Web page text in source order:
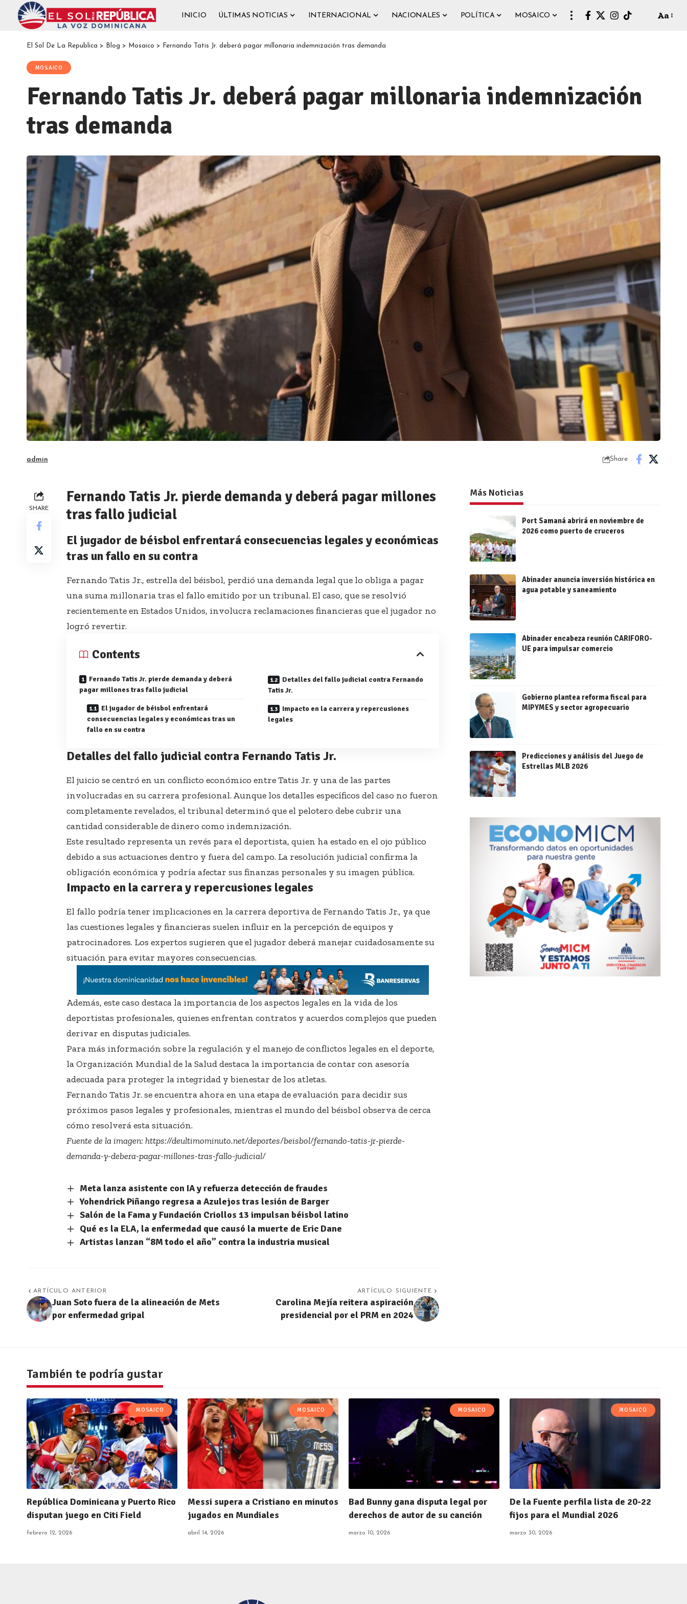
INICIO ÚLTIMAS NOTICIAS INTERNACIONAL NACIONALES POLÍTICA MOSAICO Aa
El Sol De La Republica > Blog > Mosaico > Fernando Tatis Jr. deberá pagar millonaria indemnización tras demanda
MOSAICO
Fernando Tatis Jr. deberá pagar millonaria indemnización
tras demanda
admin Share
SHARE
Fernando Tatis Jr. pierde demanda y deberá pagar millones
tras fallo judicial
El jugador de béisbol enfrentará consecuencias legales y económicas
tras un fallo en su contra
Fernando Tatis Jr., estrella del béisbol, perdió una demanda legal que lo obliga a pagar
una suma millonaria tras el fallo emitido por un tribunal. El caso, que se resolvió
recientemente en Estados Unidos, involucra reclamaciones financieras que el jugador no
logró revertir.
Contents
Fernando Tatis Jr. pierde demanda y deberá
pagar millones tras fallo judicial
El jugador de béisbol enfrentará
consecuencias legales y económicas tras un
fallo en su contra
Detalles del fallo judicial contra Fernando
Tatis Jr.
Impacto en la carrera y repercusiones
legales
Detalles del fallo judicial contra Fernando Tatis Jr.
El juicio se centró en un conflicto económico entre Tatis Jr. y una de las partes
involucradas en su carrera profesional. Aunque los detalles específicos del caso no fueron
completamente revelados, el tribunal determinó que el pelotero debe cubrir una
cantidad considerable de dinero como indemnización.
Este resultado representa un revés para el deportista, quien ha estado en el ojo público
debido a sus actuaciones dentro y fuera del campo. La resolución judicial confirma la
obligación económica y podría afectar sus finanzas personales y su imagen pública.
Impacto en la carrera y repercusiones legales
El fallo podría tener implicaciones en la carrera deportiva de Fernando Tatis Jr., ya que
las cuestiones legales y financieras suelen influir en la percepción de equipos y
patrocinadores. Los expertos sugieren que el jugador deberá manejar cuidadosamente su
situación para evitar mayores consecuencias.
Además, este caso destaca la importancia de los aspectos legales en la vida de los
deportistas profesionales, quienes enfrentan contratos y acuerdos complejos que pueden
derivar en disputas judiciales.
Para más información sobre la regulación y el manejo de conflictos legales en el deporte,
la Organización Mundial de la Salud destaca la importancia de contar con asesoría
adecuada para proteger la integridad y bienestar de los atletas.
Fernando Tatis Jr. se encuentra ahora en una etapa de evaluación para decidir sus
próximos pasos legales y profesionales, mientras el mundo del béisbol observa de cerca
cómo resolverá esta situación.
Fuente de la imagen: https://deultimominuto.net/deportes/beisbol/fernando-tatis-jr-pierde-
demanda-y-debera-pagar-millones-tras-fallo-judicial/
Meta lanza asistente con IA y refuerza detección de fraudes
Yohendrick Piñango regresa a Azulejos tras lesión de Barger
Salón de la Fama y Fundación Criollos 13 impulsan béisbol latino
Qué es la ELA, la enfermedad que causó la muerte de Eric Dane
Artistas lanzan “8M todo el año” contra la industria musical
ARTÍCULO ANTERIOR
Juan Soto fuera de la alineación de Mets
por enfermedad gripal
ARTÍCULO SIGUIENTE
Carolina Mejía reitera aspiración
presidencial por el PRM en 2024
Más Noticias
Port Samaná abrirá en noviembre de
2026 como puerto de cruceros
Abinader anuncia inversión histórica en
agua potable y saneamiento
Abinader encabeza reunión CARIFORO-
UE para impulsar comercio
Gobierno plantea reforma fiscal para
MIPYMES y sector agropecuario
Predicciones y análisis del Juego de
Estrellas MLB 2026
También te podría gustar
MOSAICO
República Dominicana y Puerto Rico
disputan juego en Citi Field
febrero 12, 2026
MOSAICO
Messi supera a Cristiano en minutos
jugados en Mundiales
abril 14, 2026
MOSAICO
Bad Bunny gana disputa legal por
derechos de autor de su canción
marzo 10, 2026
MOSAICO
De la Fuente perfila lista de 20-22
fijos para el Mundial 2026
marzo 30, 2026